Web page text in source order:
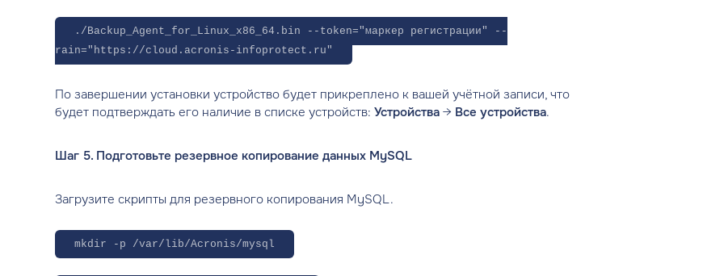
./Backup_Agent_for_Linux_x86_64.bin --token="маркер регистрации" --
rain="https://cloud.acronis-infoprotect.ru"
По завершении установки устройство будет прикреплено к вашей учётной записи, что
будет подтверждать его наличие в списке устройств: Устройства → Все устройства.
Шаг 5. Подготовьте резервное копирование данных MySQL
Загрузите скрипты для резервного копирования MySQL.
mkdir -p /var/lib/Acronis/mysql